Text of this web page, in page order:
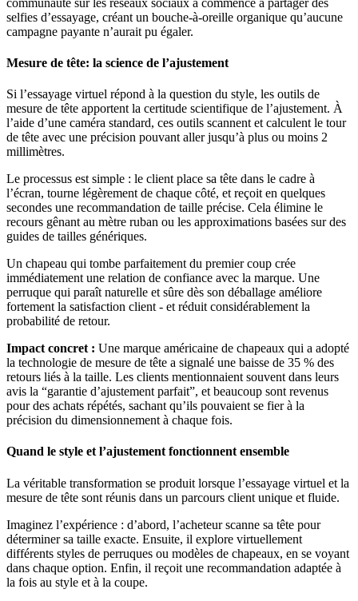
selfies d’essayage, créant un bouche-à-oreille organique qu’aucune
campagne payante n’aurait pu égaler.
Mesure de tête: la science de l’ajustement
Si l’essayage virtuel répond à la question du style, les outils de
mesure de tête apportent la certitude scientifique de l’ajustement. À
l’aide d’une caméra standard, ces outils scannent et calculent le tour
de tête avec une précision pouvant aller jusqu’à plus ou moins 2
millimètres.
Le processus est simple : le client place sa tête dans le cadre à
l’écran, tourne légèrement de chaque côté, et reçoit en quelques
secondes une recommandation de taille précise. Cela élimine le
recours gênant au mètre ruban ou les approximations basées sur des
guides de tailles génériques.
Un chapeau qui tombe parfaitement du premier coup crée
immédiatement une relation de confiance avec la marque. Une
perruque qui paraît naturelle et sûre dès son déballage améliore
fortement la satisfaction client - et réduit considérablement la
probabilité de retour.
Impact concret : Une marque américaine de chapeaux qui a adopté
la technologie de mesure de tête a signalé une baisse de 35 % des
retours liés à la taille. Les clients mentionnaient souvent dans leurs
avis la “garantie d’ajustement parfait”, et beaucoup sont revenus
pour des achats répétés, sachant qu’ils pouvaient se fier à la
précision du dimensionnement à chaque fois.
Quand le style et l’ajustement fonctionnent ensemble
La véritable transformation se produit lorsque l’essayage virtuel et la
mesure de tête sont réunis dans un parcours client unique et fluide.
Imaginez l’expérience : d’abord, l’acheteur scanne sa tête pour
déterminer sa taille exacte. Ensuite, il explore virtuellement
différents styles de perruques ou modèles de chapeaux, en se voyant
dans chaque option. Enfin, il reçoit une recommandation adaptée à
la fois au style et à la coupe.